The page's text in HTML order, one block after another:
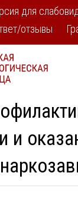
для
отзывы
и